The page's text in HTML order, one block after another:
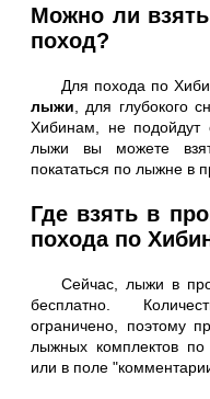
Можно ли
поход?
Для похода по
лыжи, для глубокого
Хибинам, не подойдут
лыжи вы можете
покататься по лыжне в
Где взять в
похода по
Сейчас, лыжи в
бесплатно.
ограничено, поэтому
лыжных комплектов
или в поле